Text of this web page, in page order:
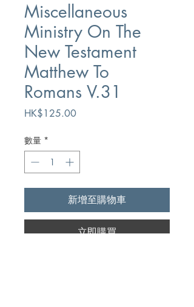
Miscellaneous
Ministry On The
New Testament
Matthew To
Romans V.31
HK$125.00價
數量 *
新增至購物車
立即購買